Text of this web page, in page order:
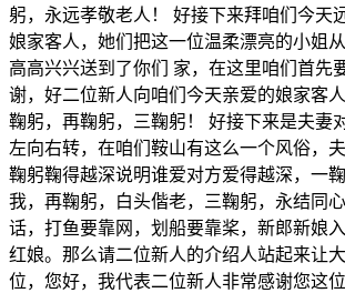
躬，永远孝敬老人！ 好接下来拜咱们今天
娘家客人，她们把这一位温柔漂亮的小姐
高高兴兴送到了你们 家，在这里咱们首先
谢，好二位新人向咱们今天亲爱的娘家客
鞠躬，再鞠躬，三鞠躬！ 好接下来是夫妻
左向右转，在咱们鞍山有这么一个风俗，
鞠躬鞠得越深说明谁爱对方爱得越深，一
我，再鞠躬，白头偕老，三鞠躬，永结同
话，打鱼要靠网，划船要靠桨，新郎新娘
红娘。那么请二位新人的介绍人站起来让
位，您好，我代表二位新人非常感谢您这